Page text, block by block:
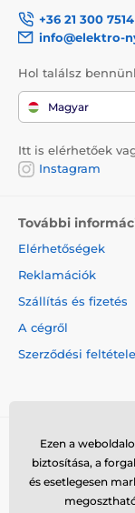
Friss levegő
Világítási
Panorámás
+36 21 300 7514
info@elektro-
Hol találsz
Magyar
Itt is elérhetőek
Instagram
További
Elérhetőségek
Reklamációk
Szállítás és fizetés
A cégről
Szerződési
Ezen a
biztosítása, a
és esetlegesen